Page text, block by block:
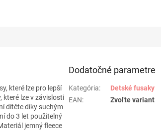
které lze pro lepší
které lze v závislosti
dítěte díky suchým
do 3 let použitelný
jemný fleece
Dodatočné parametre
Kategória:
Detské fusaky
EAN: Zvoľte variant